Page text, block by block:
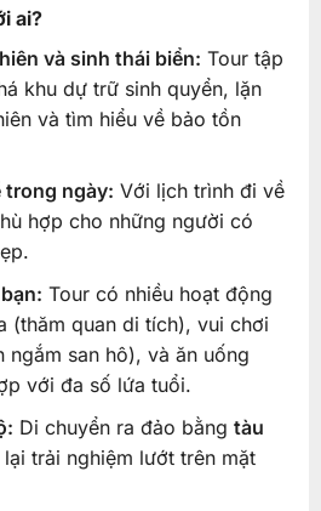
ai?
và sinh thái biển: Tour tập
khu dự trữ sinh quyển, lặn
và tìm hiểu về bảo tồn
trong ngày: Với lịch trình đi về
hợp cho những người có
Tour có nhiều hoạt động
(thăm quan di tích), vui chơi
ngắm san hô), và ăn uống
với đa số lứa tuổi.
Di chuyển ra đảo bằng tàu
lại trải nghiệm lướt trên mặt